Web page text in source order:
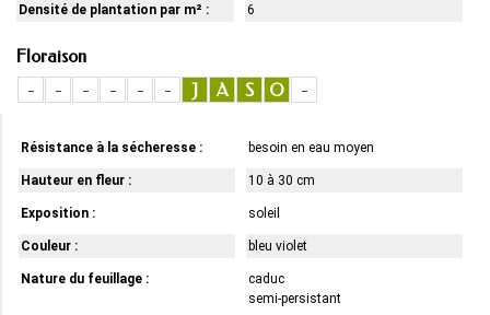
Densité de plantation par m² : 6
Floraison
-
- - - - - J A S O -
Résistance à la sécheresse : besoin en eau moyen
Hauteur en fleur : 10 à 30 cm
Exposition : soleil
Couleur : bleu violet
Nature du feuillage :
caduc
semi-persistant